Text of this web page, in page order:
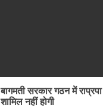
बागमती सरकार गठन में राप्रपा
शामिल नहीं होगी